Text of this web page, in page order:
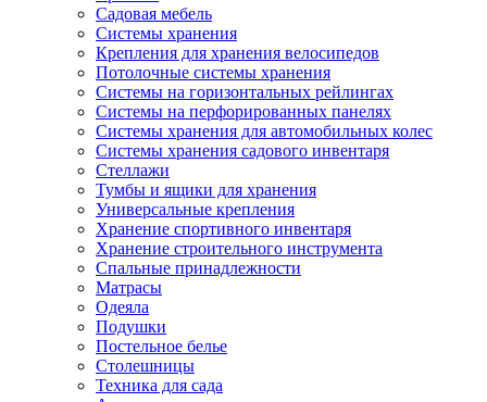
Садовая мебель
Системы хранения
Крепления для хранения велосипедов
Потолочные системы хранения
Системы на горизонтальных рейлингах
Системы на перфорированных панелях
Системы хранения для автомобильных колес
Системы хранения садового инвентаря
Стеллажи
Тумбы и ящики для хранения
Универсальные крепления
Хранение спортивного инвентаря
Хранение строительного инструмента
Спальные принадлежности
Матрасы
Одеяла
Подушки
Постельное белье
Столешницы
Техника для сада